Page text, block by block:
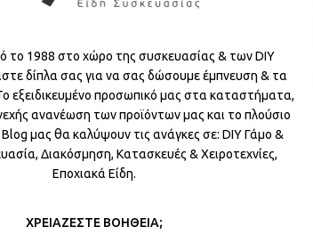
το 1988 στο χώρο της συσκευασίας & των DIY
δίπλα σας για να σας δώσουμε έμπνευση & τα
εξειδικευμένο προσωπικό μας στα καταστήματα,
ανανέωση των προϊόντων μας και το πλούσιο
μας θα καλύψουν τις ανάγκες σε: DIY Γάμο &
Διακόσμηση, Κατασκευές & Χειροτεχνίες,
Εποχιακά Είδη.
ΧΡΕΙΑΖΕΣΤΕ ΒΟΗΘΕΙΑ;